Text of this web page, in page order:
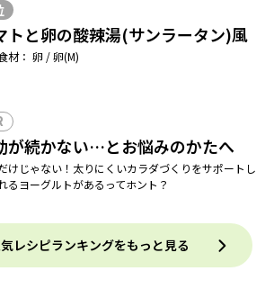
トと卵の酸辣湯(サンラータン)風
材： 卵 / 卵(M)
が続かない…とお悩みのかたへ
けじゃない！太りにくいカラダづくりをサポートし
るヨーグルトがあるってホント？
レシピランキングをもっと見る